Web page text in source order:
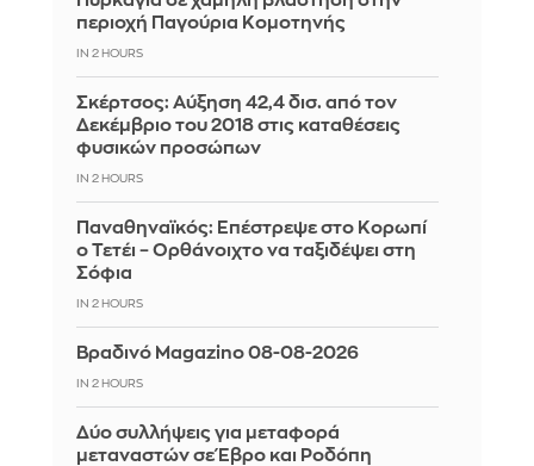
περιοχή Παγούρια Κομοτηνής
IN 2 HOURS
Σκέρτσος: Αύξηση 42,4 δισ. από τον
Δεκέμβριο του 2018 στις καταθέσεις
φυσικών προσώπων
IN 2 HOURS
Παναθηναϊκός: Επέστρεψε στο Κορωπί
ο Τετέι – Ορθάνοιχτο να ταξιδέψει στη
Σόφια
IN 2 HOURS
Βραδινό Magazino 08-08-2026
IN 2 HOURS
Δύο συλλήψεις για μεταφορά
μεταναστών σε Έβρο και Ροδόπη